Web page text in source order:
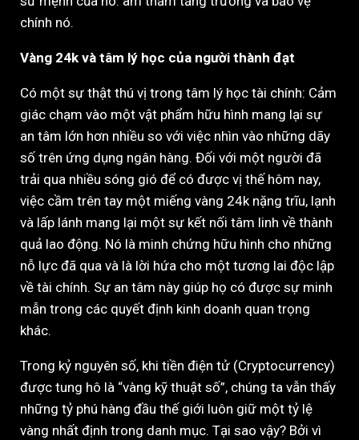
chính nó.
Vàng 24k và tâm lý học của người thành đạt
Có một sự thật thú vị trong tâm lý học tài chính: Cảm
giác chạm vào một vật phẩm hữu hình mang lại sự
an tâm lớn hơn nhiều so với việc nhìn vào những dãy
số trên ứng dụng ngân hàng. Đối với một người đã
trải qua nhiều sóng gió để có được vị thế hôm nay,
việc cầm trên tay một miếng vàng 24k nặng trĩu, lạnh
và lấp lánh mang lại một sự kết nối tâm linh về thành
quả lao động. Nó là minh chứng hữu hình cho những
nỗ lực đã qua và là lời hứa cho một tương lai độc lập
về tài chính. Sự an tâm này giúp họ có được sự minh
mẫn trong các quyết định kinh doanh quan trọng
khác.
Trong kỷ nguyên số, khi tiền điện tử (Cryptocurrency)
được tung hô là “vàng kỹ thuật số”, chúng ta vẫn thấy
những tỷ phú hàng đầu thế giới luôn giữ một tỷ lệ
vàng nhất định trong danh mục. Tại sao vậy? Bởi vì